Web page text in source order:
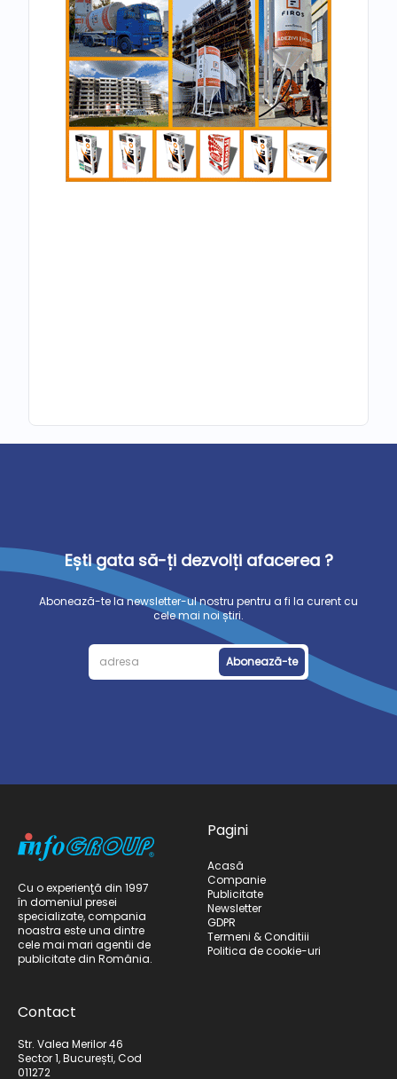
Ești gata să-ți dezvolți afacerea ?
Abonează-te la newsletter-ul nostru pentru a fi la curent cu
cele mai noi știri.
Abonează-te
Cu o experienţă din 1997
în domeniul presei
specializate, compania
noastra este una dintre
cele mai mari agentii de
publicitate din România.
Contact
Str. Valea Merilor 46
Sector 1, București, Cod
011272
Pagini
Acasă
Companie
Publicitate
Newsletter
GDPR
Termeni & Conditiii
Politica de cookie-uri